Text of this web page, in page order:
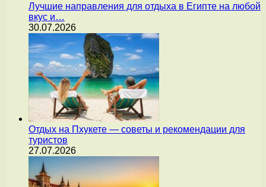
Лучшие направления для отдыха в Египте на любой
вкус и…
30.07.2026
Отдых на Пхукете — советы и рекомендации для
туристов
27.07.2026